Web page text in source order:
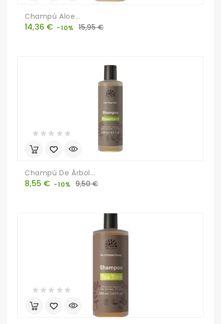
Champú Aloe...
Precio
14,36 € -10%
Precio
15,95 €
Champú De Árbol...
Precio
8,55 € -10%
Precio
9,50 €